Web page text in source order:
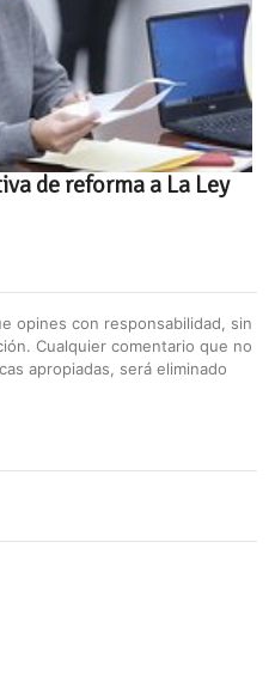
de reforma a La Ley
opines con responsabilidad, sin
Cualquier comentario que no
apropiadas, será eliminado